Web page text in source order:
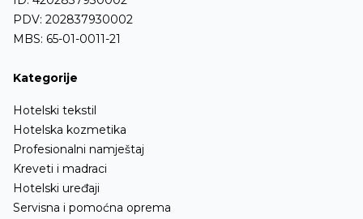
Podmetači za stolice
Stalci za presvlačenje
Ofingeri
Ostalo
PDV: 202837930002
MBS: 65-01-0011-21
Kategorije
Hotelski tekstil
Hotelska kozmetika
Profesionalni namještaj
Kreveti i madraci
Hotelski uređaji
Servisna i pomoćna oprema